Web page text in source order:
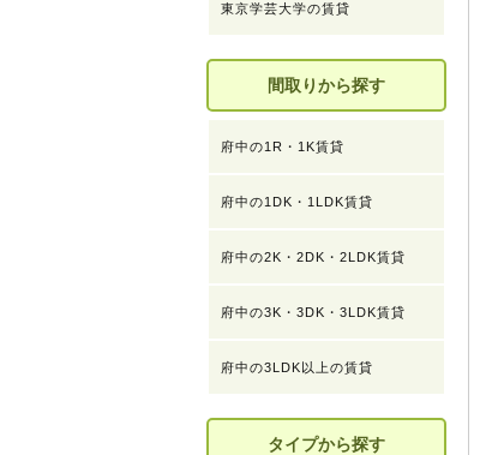
東京学芸大学の賃貸
間取りから探す
府中の1R・1K賃貸
府中の1DK・1LDK賃貸
府中の2K・2DK・2LDK賃貸
府中の3K・3DK・3LDK賃貸
府中の3LDK以上の賃貸
タイプから探す